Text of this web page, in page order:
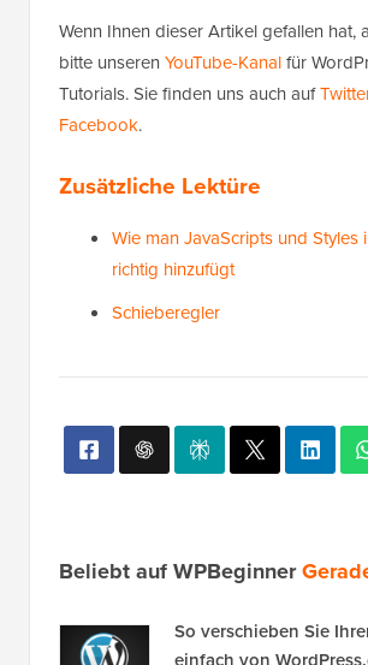
Wenn Ihnen dieser Artikel gefallen hat,
bitte unseren YouTube-Kanalfür
Tutorials. Sie finden uns auch auf
Facebook.
Zusätzliche Lektüre
Wie man JavaScripts und Styles
richtig hinzufügt
Schieberegler
Beliebt auf WPBeginner
So verschieben Sie